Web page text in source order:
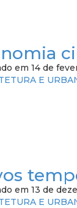
em 14 de
E
em 13 de
E